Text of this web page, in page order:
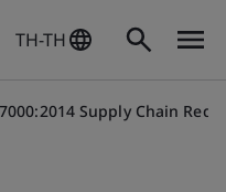
TH-TH
Supply Chain